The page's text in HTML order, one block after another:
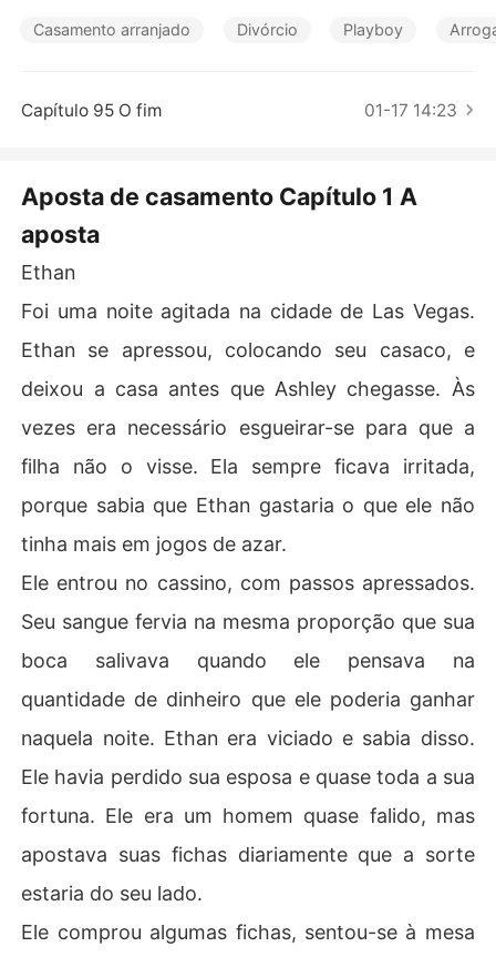
erado por uma solução. Em uma noite quente de Los An
uas horas depois que seu pai a perdeu em uma aposta d
Casamento arranjado Divórcio Playboy
Capítulo 95 O fim 01-17 14:23
Aposta de casamento Capítulo 1 A
aposta
Ethan
Foi uma noite agitada na cidade de Las Vegas.
Ethan se apressou, colocando seu casaco, e
deixou a casa antes que Ashley chegasse. Às
vezes era necessário esgueirar-se para que a
filha não o visse. Ela sempre ficava irritada,
porque sabia que Ethan gastaria o que ele não
tinha mais em jogos de azar.
Ele entrou no cassino, com passos apressados.
Seu sangue fervia na mesma proporção que sua
boca salivava quando ele pensava na
quantidade de dinheiro que ele poderia ganhar
naquela noite. Ethan era viciado e sabia disso.
Ele havia perdido sua esposa e quase toda a sua
fortuna. Ele era um homem quase falido, mas
apostava suas fichas diariamente que a sorte
estaria do seu lado.
Ele comprou algumas fichas, sentou-se à mesa